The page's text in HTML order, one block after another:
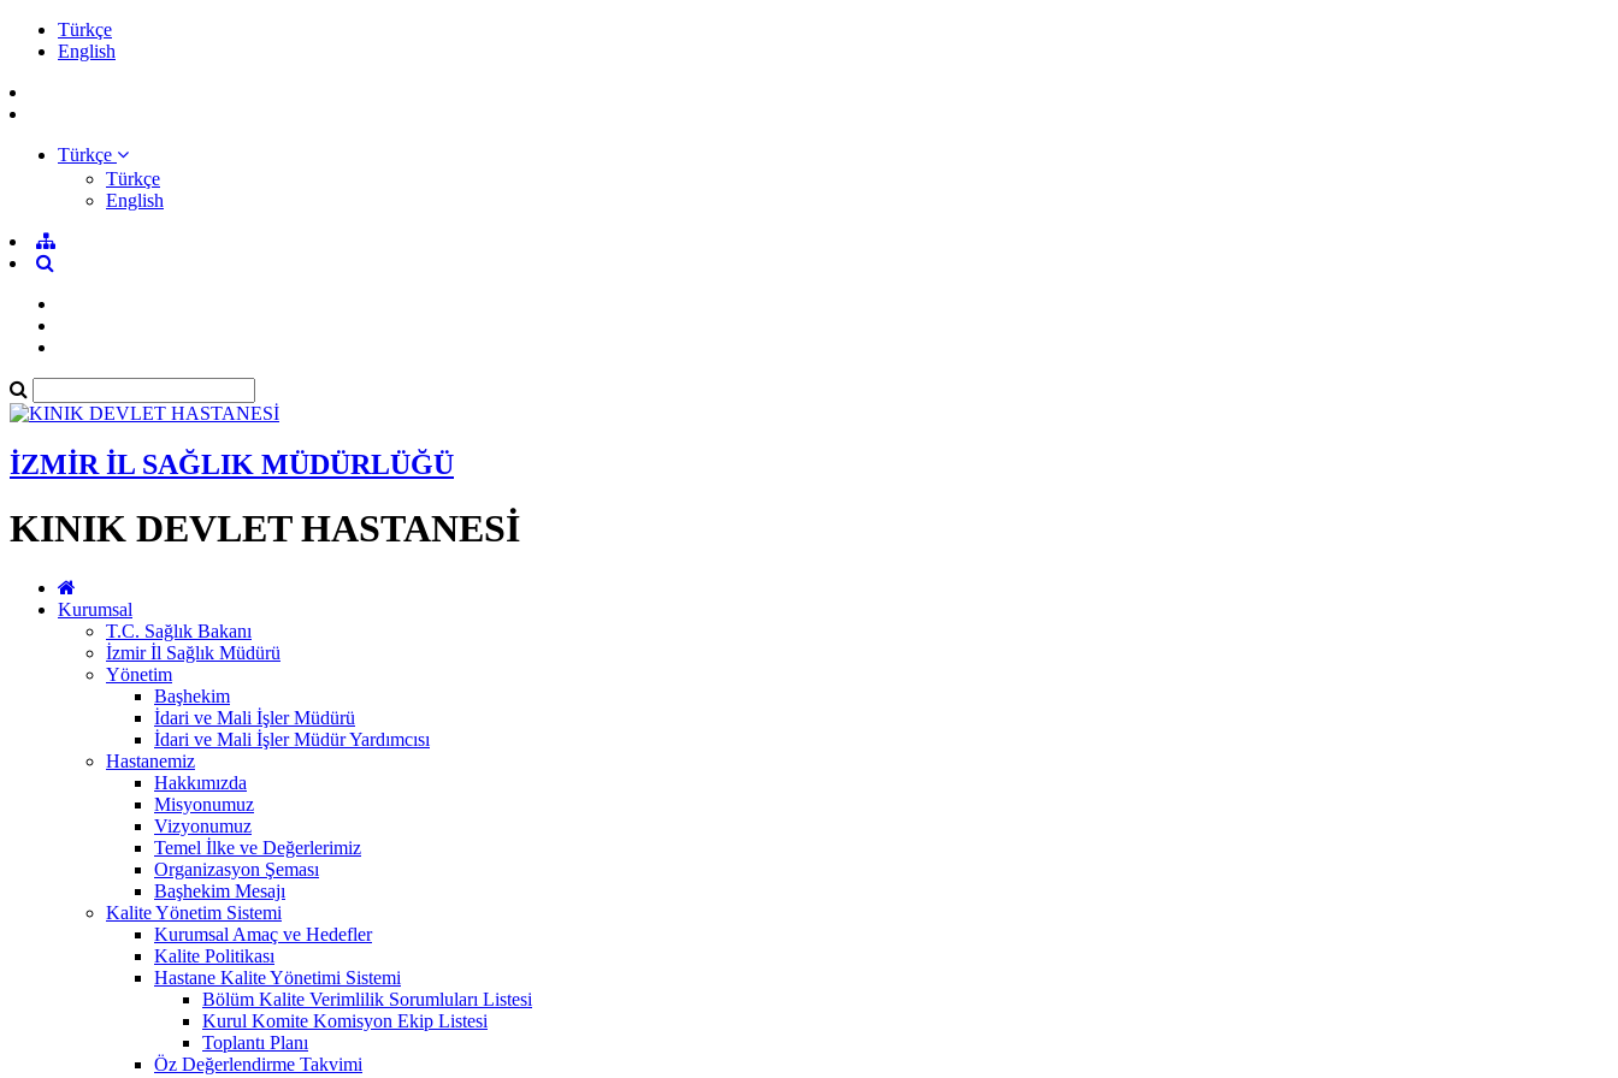
Türkçe
English
Türkçe
Türkçe
English
İZMİR İL SAĞLIK MÜDÜRLÜĞÜ
KINIK DEVLET HASTANESİ
Kurumsal
T.C. Sağlık Bakanı
İzmir İl Sağlık Müdürü
Yönetim
Başhekim
İdari ve Mali İşler Müdürü
İdari ve Mali İşler Müdür Yardımcısı
Hastanemiz
Hakkımızda
Misyonumuz
Vizyonumuz
Temel İlke ve Değerlerimiz
Organizasyon Şeması
Başhekim Mesajı
Kalite Yönetim Sistemi
Kurumsal Amaç ve Hedefler
Kalite Politikası
Hastane Kalite Yönetimi Sistemi
Bölüm Kalite Verimlilik Sorumluları Listesi
Kurul Komite Komisyon Ekip Listesi
Toplantı Planı
Öz Değerlendirme Takvimi